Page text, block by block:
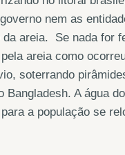
nem as
areia. Se nada for
areia como
soterrando
Bangladesh. A água
a população se